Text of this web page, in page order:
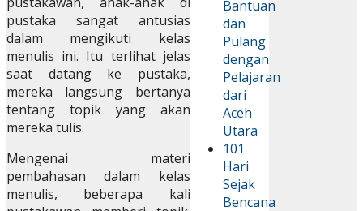
Bantuan
dan
Pulang
dengan
Pelajaran
dari
Aceh
Utara
101
Hari
Sejak
Bencana
pustaka sangat antusias
dalam mengikuti kelas
menulis ini. Itu terlihat jelas
saat datang ke pustaka,
mereka langsung bertanya
tentang topik yang akan
mereka tulis.
Mengenai materi
pembahasan dalam kelas
menulis, beberapa kali